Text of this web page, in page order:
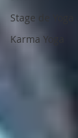
Stage de Yoga
Karma Yoga